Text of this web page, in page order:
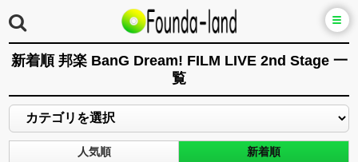
新着順 邦楽 BanG Dream! FILM LIVE 2nd Stage 一
覧
人気順 新着順